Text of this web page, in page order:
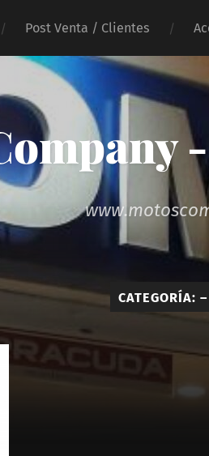
Post Venta / Clientes
CATEGORÍA: